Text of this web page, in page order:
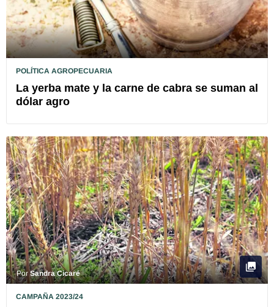
POLÍTICA AGROPECUARIA
La yerba mate y la carne de cabra se suman al
dólar agro
PorSandra Cicaré
CAMPAÑA 2023/24